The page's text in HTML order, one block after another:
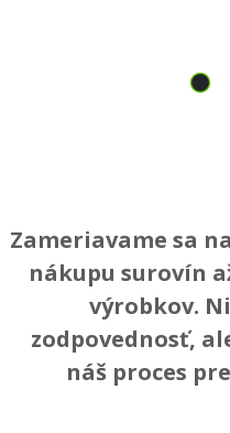
Zameriavame sa
nákupu surovín
výrobkov.
zodpovednosť,
náš proces